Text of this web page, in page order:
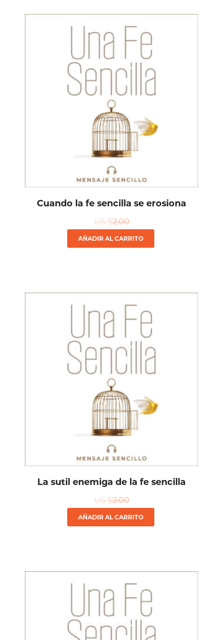
Cuando la fe sencilla se erosiona
US $2.00
AÑADIR AL CARRITO
La sutil enemiga de la fe sencilla
US $2.00
AÑADIR AL CARRITO